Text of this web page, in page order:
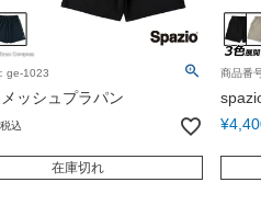
ge-1023
ッシュプラパン
税込
在庫切れ
商品番
¥